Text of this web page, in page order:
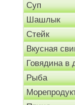
Суп
Шашлык
Стейк
Вкусная
Говядина в
Рыба